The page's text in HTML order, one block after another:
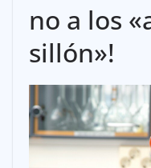
no a los
sillón»!